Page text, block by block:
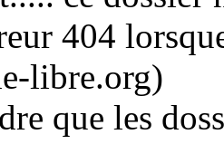
404
libre.org)
que les